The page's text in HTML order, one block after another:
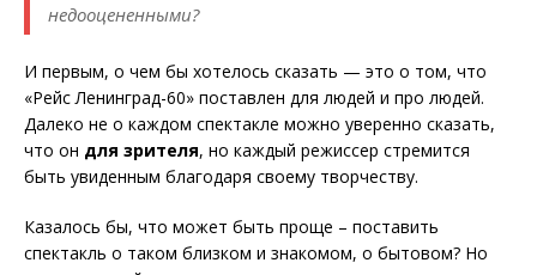
недооцененными?
И первым, о чем бы хотелось сказать — это о том, что
«Рейс Ленинград-60» поставлен для людей и про людей.
Далеко не о каждом спектакле можно уверенно сказать,
что он для зрителя, но каждый режиссер стремится
быть увиденным благодаря своему творчеству.
Казалось бы, что может быть проще – поставить
спектакль о таком близком и знакомом, о бытовом? Но